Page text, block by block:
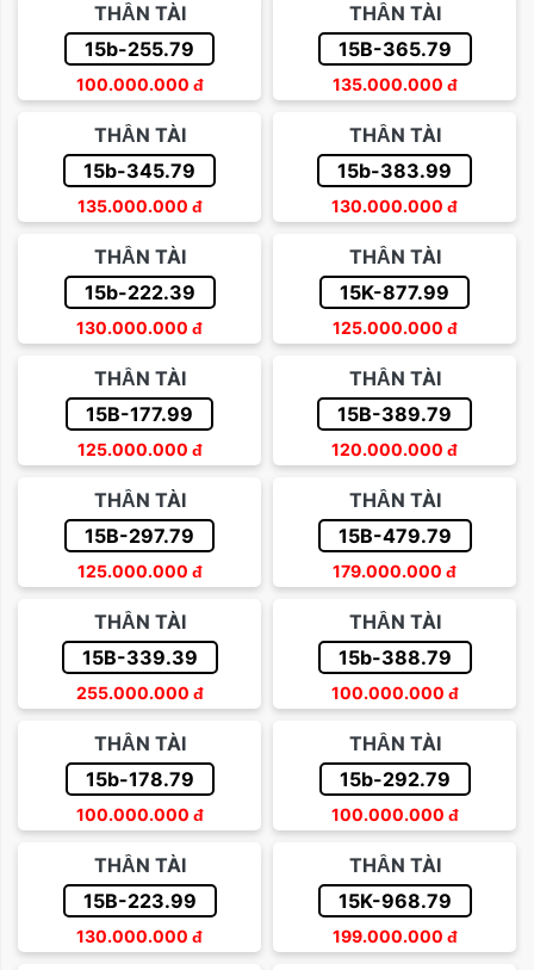
THẦN TÀI
15b-255.79
100.000.000 đ
THẦN TÀI
15B-365.79
135.000.000 đ
THẦN TÀI
15b-345.79
135.000.000 đ
THẦN TÀI
15b-383.99
130.000.000 đ
THẦN TÀI
15b-222.39
130.000.000 đ
THẦN TÀI
15K-877.99
125.000.000 đ
THẦN TÀI
15B-177.99
125.000.000 đ
THẦN TÀI
15B-389.79
120.000.000 đ
THẦN TÀI
15B-297.79
125.000.000 đ
THẦN TÀI
15B-479.79
179.000.000 đ
THẦN TÀI
15B-339.39
255.000.000 đ
THẦN TÀI
15b-388.79
100.000.000 đ
THẦN TÀI
15b-178.79
100.000.000 đ
THẦN TÀI
15b-292.79
100.000.000 đ
THẦN TÀI
15B-223.99
130.000.000 đ
THẦN TÀI
15K-968.79
199.000.000 đ